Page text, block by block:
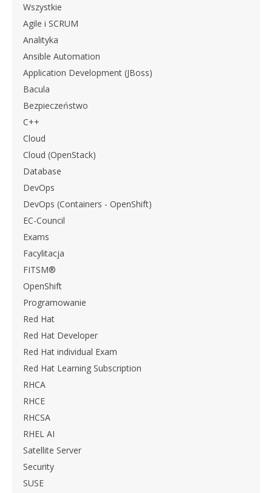
Wszystkie
Agile i SCRUM
Analityka
Ansible Automation
Application Development (JBoss)
Bacula
Bezpieczeństwo
C++
Cloud
Cloud (OpenStack)
Database
DevOps
DevOps (Containers - OpenShift)
EC-Council
Exams
Facylitacja
FITSM®
OpenShift
Programowanie
Red Hat
Red Hat Developer
Red Hat individual Exam
Red Hat Learning Subscription
RHCA
RHCE
RHCSA
RHEL AI
Satellite Server
Security
SUSE